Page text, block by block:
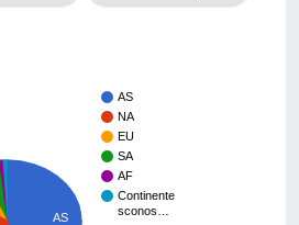
AS
NA
EU
SA
AF
Continente
sconos…
AS